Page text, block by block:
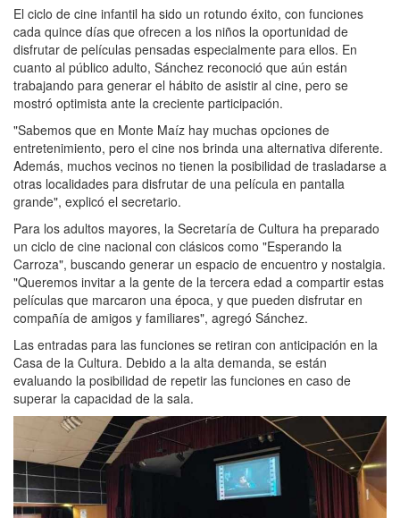
El ciclo de cine infantil ha sido un rotundo éxito, con funciones
cada quince días que ofrecen a los niños la oportunidad de
disfrutar de películas pensadas especialmente para ellos. En
cuanto al público adulto, Sánchez reconoció que aún están
trabajando para generar el hábito de asistir al cine, pero se
mostró optimista ante la creciente participación.
"Sabemos que en Monte Maíz hay muchas opciones de
entretenimiento, pero el cine nos brinda una alternativa diferente.
Además, muchos vecinos no tienen la posibilidad de trasladarse a
otras localidades para disfrutar de una película en pantalla
grande", explicó el secretario.
Para los adultos mayores, la Secretaría de Cultura ha preparado
un ciclo de cine nacional con clásicos como "Esperando la
Carroza", buscando generar un espacio de encuentro y nostalgia.
"Queremos invitar a la gente de la tercera edad a compartir estas
películas que marcaron una época, y que pueden disfrutar en
compañía de amigos y familiares", agregó Sánchez.
Las entradas para las funciones se retiran con anticipación en la
Casa de la Cultura. Debido a la alta demanda, se están
evaluando la posibilidad de repetir las funciones en caso de
superar la capacidad de la sala.